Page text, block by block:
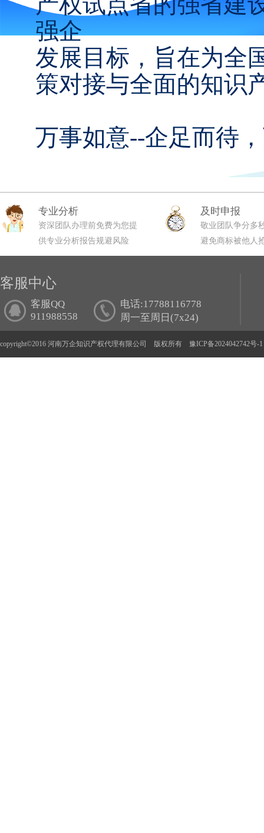
强企
发展目标，旨在为全
策对接与全面的知识
万事如意--企足而待
专业分析
资深团队办理前免费为您提
供专业分析报告规避风险
及时申报
敬业团队争分多
避免商标被他人
客服中心
客服QQ
911988558
电话:17788116778
周一至周日(7x24)
copyright©2016 河南万企知识产权代理有限公司 版权所有 豫ICP备2024042742号-1